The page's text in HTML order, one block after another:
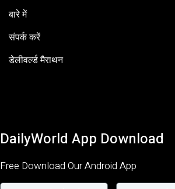
बारे में
संपर्क करें
डेलीवर्ल्ड मैराथन
DailyWorld App Download
Free Download Our Android App